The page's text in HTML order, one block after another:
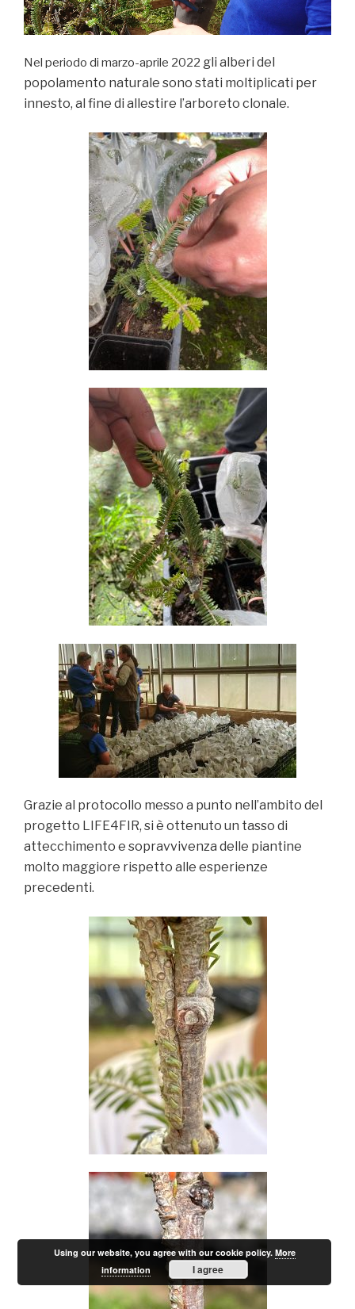
Nel periodo di marzo-aprile 2022 gli alberi del
popolamento naturale sono stati moltiplicati per
innesto, al fine di allestire l’arboreto clonale.
Grazie al protocollo messo a punto nell’ambito del
progetto LIFE4FIR, si è ottenuto un tasso di
attecchimento e sopravvivenza delle piantine
molto maggiore rispetto alle esperienze
precedenti.
Using our website, you agree with our cookie policy. More
information
I agree